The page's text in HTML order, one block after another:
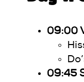
09:00
09:45